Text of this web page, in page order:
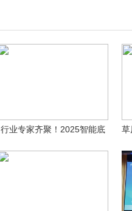
行业专家齐聚！2025智能底
草